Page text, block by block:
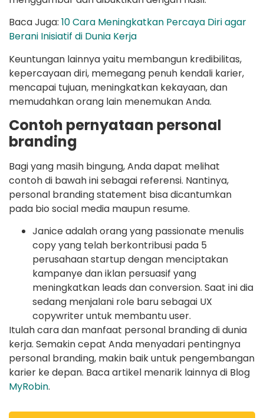
Baca Juga: 10 Cara Meningkatkan Percaya Diri agar
Berani Inisiatif di Dunia Kerja
Keuntungan lainnya yaitu membangun kredibilitas,
kepercayaan diri, memegang penuh kendali karier,
mencapai tujuan, meningkatkan kekayaan, dan
memudahkan orang lain menemukan Anda.
Contoh pernyataan personal
branding
Bagi yang masih bingung, Anda dapat melihat
contoh di bawah ini sebagai referensi. Nantinya,
personal branding statement bisa dicantumkan
pada bio social media maupun resume.
Janice adalah orang yang passionate menulis
copy yang telah berkontribusi pada 5
perusahaan startup dengan menciptakan
kampanye dan iklan persuasif yang
meningkatkan leads dan conversion. Saat ini dia
sedang menjalani role baru sebagai UX
copywriter untuk membantu user.
Itulah cara dan manfaat personal branding di dunia
kerja. Semakin cepat Anda menyadari pentingnya
personal branding, makin baik untuk pengembangan
karier ke depan. Baca artikel menarik lainnya di Blog
MyRobin.